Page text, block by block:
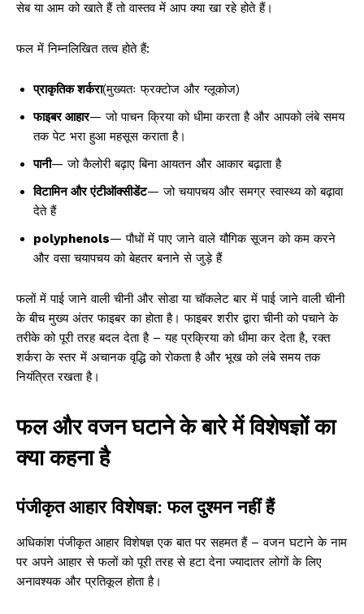
सेब या आम को खाते हैं तो वास्तव में आप क्या खा रहे होते हैं।
फल में निम्नलिखित तत्व होते हैं:
प्राकृतिक शर्करा(मुख्यतः फ्रक्टोज और ग्लूकोज)
फाइबर आहार— जो पाचन क्रिया को धीमा करता है और आपको लंबे समय
तक पेट भरा हुआ महसूस कराता है।
पानी— जो कैलोरी बढ़ाए बिना आयतन और आकार बढ़ाता है
विटामिन और एंटीऑक्सीडेंट— जो चयापचय और समग्र स्वास्थ्य को बढ़ावा
देते हैं
polyphenols— पौधों में पाए जाने वाले यौगिक सूजन को कम करने
और वसा चयापचय को बेहतर बनाने से जुड़े हैं
फलों में पाई जाने वाली चीनी और सोडा या चॉकलेट बार में पाई जाने वाली चीनी
के बीच मुख्य अंतर फाइबर का होता है। फाइबर शरीर द्वारा चीनी को पचाने के
तरीके को पूरी तरह बदल देता है – यह प्रक्रिया को धीमा कर देता है, रक्त
शर्करा के स्तर में अचानक वृद्धि को रोकता है और भूख को लंबे समय तक
नियंत्रित रखता है।
फल और वजन घटाने के बारे में विशेषज्ञों का
क्या कहना है
पंजीकृत आहार विशेषज्ञ: फल दुश्मन नहीं हैं
अधिकांश पंजीकृत आहार विशेषज्ञ एक बात पर सहमत हैं – वजन घटाने के नाम
पर अपने आहार से फलों को पूरी तरह से हटा देना ज्यादातर लोगों के लिए
अनावश्यक और प्रतिकूल होता है।